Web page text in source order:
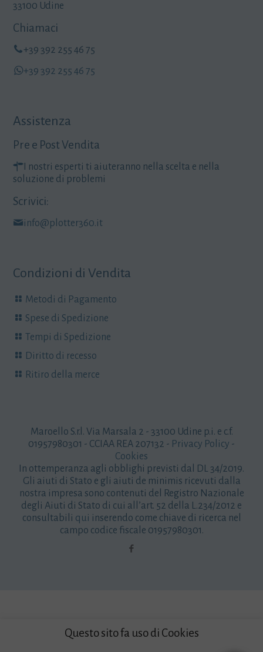
33100 Udine
Chiamaci
+39 392 255 46 75
+39 392 255 46 75
Assistenza
Pre e Post Vendita
I nostri esperti ti aiuteranno nella scelta e nella
soluzione di problemi
Scrivici:
info@plotter360.it
Condizioni di Vendita
Metodi di Pagamento
Spese di Spedizione
Tempi di Spedizione
Diritto di recesso
Ritiro della merce
Maroello S.r.l. Via Marsala 2 - 33100 Udine p.i. e c.f.
01957980301 - CCIAA REA 207132 - Privacy Policy -
Cookies
In ottemperanza agli obblighi previsti dal DL 34/2019.
Gli aiuti di Stato e gli aiuti de minimis ricevuti dalla
nostra impresa sono contenuti del Registro Nazionale
degli Aiuti di Stato di cui all’art. 52 della L.234/2012 e
consultabili qui inserendo come chiave di ricerca nel
campo codice fiscale 01957980301.
Questo sito fa uso di Cookies